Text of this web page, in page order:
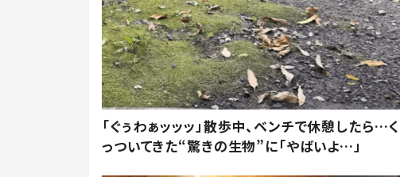
「ぐぅわぁッッッ」散歩中、ベンチで休憩したら…く
っついてきた“驚きの生物”に「やばいよ…」